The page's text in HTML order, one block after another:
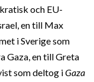
och EU-
en till Max
i Sverige som
Gaza, en till Greta
som deltog iGaza